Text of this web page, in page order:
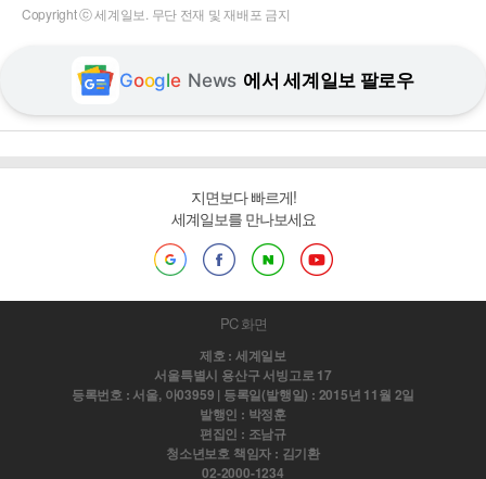
Copyright ⓒ 세계일보. 무단 전재 및 재배포 금지
Google News 에서 세계일보 팔로우
지면보다 빠르게!
세계일보를 만나보세요
PC 화면
제호 : 세계일보
서울특별시 용산구 서빙고로 17
등록번호 : 서울, 아03959 | 등록일(발행일) : 2015년 11월 2일
발행인 : 박정훈
편집인 : 조남규
청소년보호 책임자 : 김기환
02-2000-1234